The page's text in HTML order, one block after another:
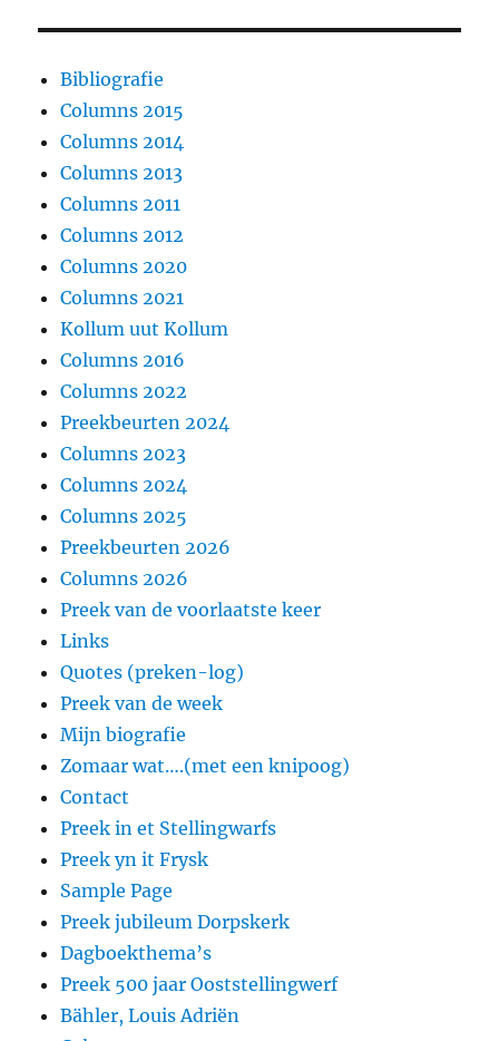
Bibliografie
Columns 2015
Columns 2014
Columns 2013
Columns 2011
Columns 2012
Columns 2020
Columns 2021
Kollum uut Kollum
Columns 2016
Columns 2022
Preekbeurten 2024
Columns 2023
Columns 2024
Columns 2025
Preekbeurten 2026
Columns 2026
Preek van de voorlaatste keer
Links
Quotes (preken-log)
Preek van de week
Mijn biografie
Zomaar wat….(met een knipoog)
Contact
Preek in et Stellingwarfs
Preek yn it Frysk
Sample Page
Preek jubileum Dorpskerk
Dagboekthema’s
Preek 500 jaar Ooststellingwerf
Bähler, Louis Adriën